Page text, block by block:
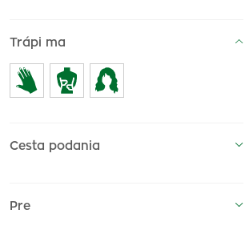
Trápi ma
Cesta podania
Pre